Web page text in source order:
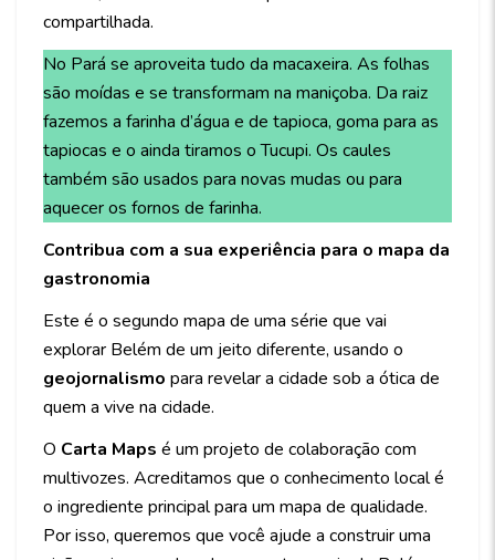
compartilhada.
No Pará se aproveita tudo da macaxeira. As folhas
são moídas e se transformam na maniçoba. Da raiz
fazemos a farinha d’água e de tapioca, goma para as
tapiocas e o ainda tiramos o Tucupi. Os caules
também são usados para novas mudas ou para
aquecer os fornos de farinha.
Contribua com a sua experiência para o mapa da
gastronomia
Este é o segundo mapa de uma série que vai
explorar Belém de um jeito diferente, usando o
geojornalismo para revelar a cidade sob a ótica de
quem a vive na cidade.
O Carta Maps é um projeto de colaboração com
multivozes. Acreditamos que o conhecimento local é
o ingrediente principal para um mapa de qualidade.
Por isso, queremos que você ajude a construir uma